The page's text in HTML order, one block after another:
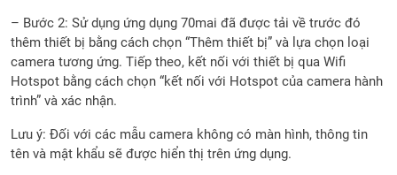
– Bước 2: Sử dụng ứng dụng 70mai đã được tải về trước đó
thêm thiết bị bằng cách chọn “Thêm thiết bị” và lựa chọn loại
camera tương ứng. Tiếp theo, kết nối với thiết bị qua Wifi
Hotspot bằng cách chọn “kết nối với Hotspot của camera hành
trình” và xác nhận.
Lưu ý: Đối với các mẫu camera không có màn hình, thông tin
tên và mật khẩu sẽ được hiển thị trên ứng dụng.